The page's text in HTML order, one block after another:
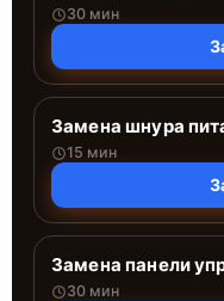
30 мин
Замена шнура
15 мин
Замена панели
30 мин